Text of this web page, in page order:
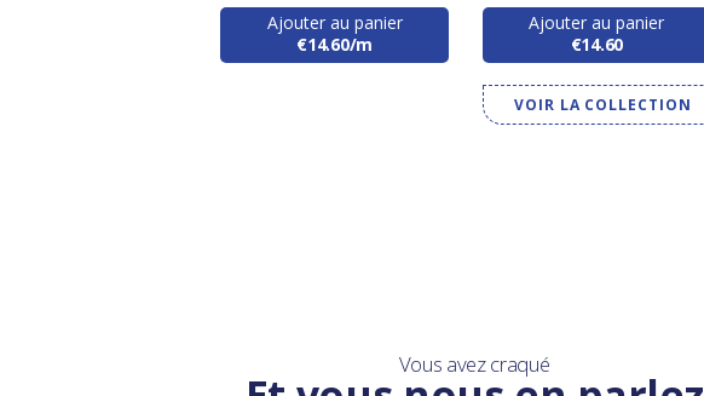
Ajouter au panier
€14.60/m
Ajouter au panier
€14.60
VOIR LA COLLECTION
Vous avez craqué